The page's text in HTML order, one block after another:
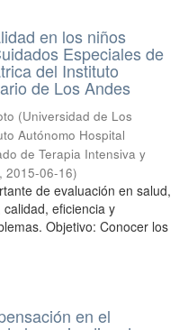
en los niños
Especiales de
del Instituto
de Los Andes
(Universidad de Los
Autónomo Hospital
de Terapia Intensiva y
, 2015-06-16)
de evaluación en salud,
eficiencia y
Objetivo: Conocer los
en el